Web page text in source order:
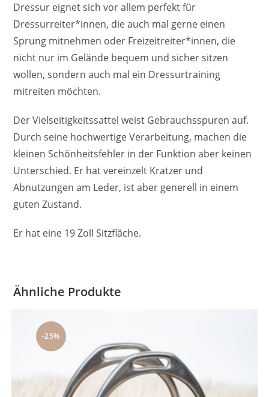
Dressur eignet sich vor allem perfekt für
Dressurreiter*innen, die auch mal gerne einen
Sprung mitnehmen oder Freizeitreiter*innen, die
nicht nur im Gelände bequem und sicher sitzen
wollen, sondern auch mal ein Dressurtraining
mitreiten möchten.
Der Vielseitigkeitssattel weist Gebrauchsspuren auf.
Durch seine hochwertige Verarbeitung, machen die
kleinen Schönheitsfehler in der Funktion aber keinen
Unterschied. Er hat vereinzelt Kratzer und
Abnutzungen am Leder, ist aber generell in einem
guten Zustand.
Er hat eine 19 Zoll Sitzfläche.
Ähnliche Produkte
-25%